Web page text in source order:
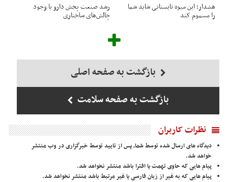
هشدار؛ این میوه تابستانی شاید شما
را مسموم کند
رشد صنعت پخش دارو با وجود
چالش‌های ساختاری
بازگشت به صفحه اصلی
بازگشت به صفحه سلامت
نظرات کاربران
دیدگاه های ارسال شده توسط شما، پس از تایید توسط خبرگزاری در وب منتشر
خواهد شد.
پیام هایی که حاوی تهمت یا افترا باشد منتشر نخواهد شد.
پیام هایی که به غیر از زبان فارسی یا غیر مرتبط باشد منتشر نخواهد شد.